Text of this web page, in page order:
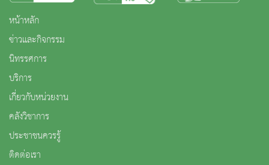
หน้าหลัก
ข่าวและกิจกรรม
นิทรรศการ
บริการ
เกี่ยวกับหน่วยงาน
คลังวิชาการ
ประชาชนควรรู้
ติดต่อเรา